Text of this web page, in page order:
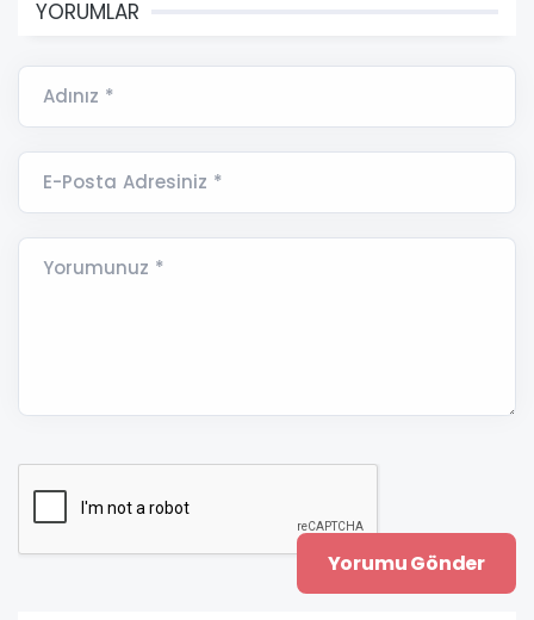
YORUMLAR
Adınız *
E-Posta Adresiniz *
Yorumunuz *